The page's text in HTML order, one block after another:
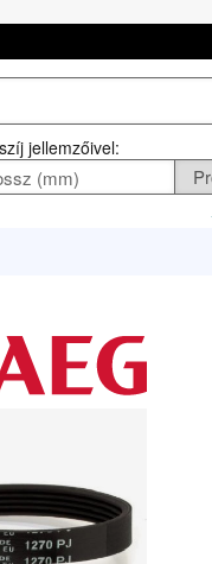
jellemzőivel: